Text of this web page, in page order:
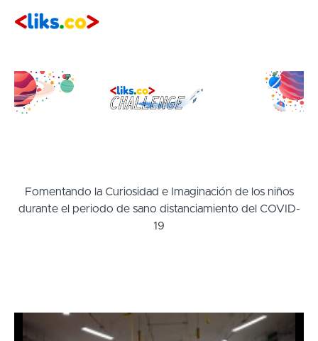
Fomentando la Curiosidad e Imaginación de los niños
durante el periodo de sano distanciamiento del COVID-
19